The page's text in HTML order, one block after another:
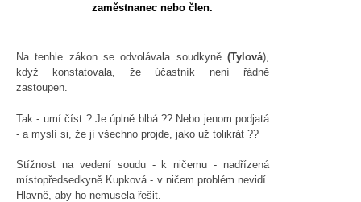
zaměstnanec nebo člen.
Na tenhle zákon se odvolávala soudkyně(Tylová),
když konstatovala, že účastník není řádně
zastoupen.
Tak - umí číst ? Je úplně blbá ?? Nebo jenom podjatá
- a myslí si, že jí všechno projde, jako už tolikrát ??
Stížnost na vedení soudu - k ničemu - nadřízená
místopředsedkyně Kupková - v ničem problém nevidí.
Hlavně, aby ho nemusela řešit.